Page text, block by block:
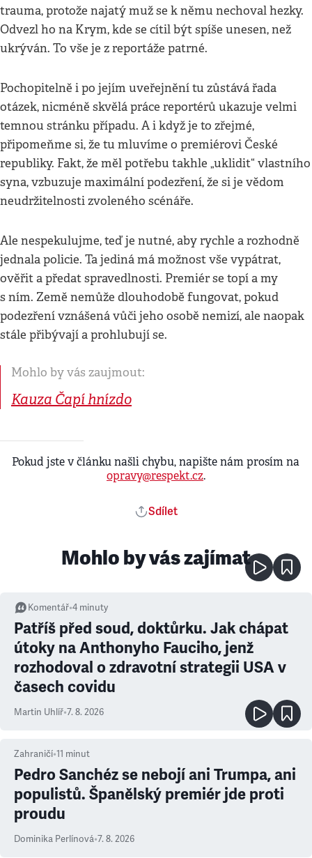
trauma, protože najatý muž se k němu nechoval hezky.
Odvezl ho na Krym, kde se cítil být spíše unesen, než
ukrýván. To vše je z reportáže patrné.
Pochopitelně i po jejím uveřejnění tu zůstává řada
otázek, nicméně skvělá práce reportérů ukazuje velmi
temnou stránku případu. A i když je to zřejmé,
připomeňme si, že tu mluvíme o premiérovi České
republiky. Fakt, že měl potřebu takhle „uklidit“ vlastního
syna, vzbuzuje maximální podezření, že si je vědom
neudržitelnosti zvoleného scénáře.
Ale nespekulujme, teď je nutné, aby rychle a rozhodně
jednala policie. Ta jediná má možnost vše vypátrat,
ověřit a předat spravedlnosti. Premiér se topí a my
s ním. Země nemůže dlouhodobě fungovat, pokud
podezření vznášená vůči jeho osobě nemizí, ale naopak
stále přibývají a prohlubují se.
Mohlo by vás zaujmout:
Kauza Čapí hnízdo
Pokud jste v článku našli chybu, napište nám prosím na
opravy@respekt.cz.
Sdílet
Mohlo by vás zajímat
Komentář•4 minuty
Patříš před soud, doktůrku. Jak chápat
útoky na Anthonyho Fauciho, jenž
rozhodoval o zdravotní strategii USA v
časech covidu
Martin Uhlíř•7. 8. 2026
Zahraničí•11 minut
Pedro Sanchéz se nebojí ani Trumpa, ani
populistů. Španělský premiér jde proti
proudu
Dominika Perlínová•7. 8. 2026